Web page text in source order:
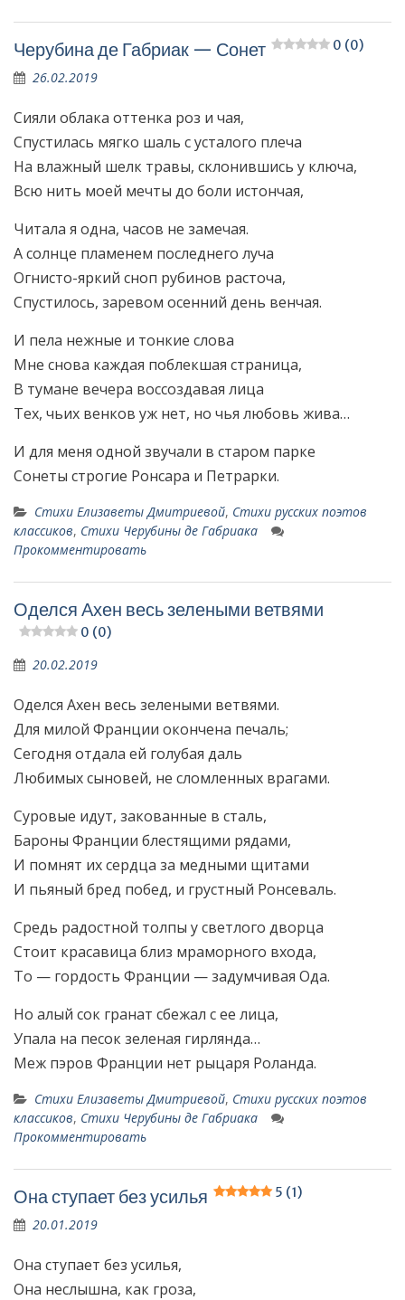
Черубина де Габриак — Сонет 0 (0)
26.02.2019
Сияли облака оттенка роз и чая,
Спустилась мягко шаль с усталого плеча
На влажный шелк травы, склонившись у ключа,
Всю нить моей мечты до боли истончая,
Читала я одна, часов не замечая.
А солнце пламенем последнего луча
Огнисто-яркий сноп рубинов расточа,
Спустилось, заревом осенний день венчая.
И пела нежные и тонкие слова
Мне снова каждая поблекшая страница,
В тумане вечера воссоздавая лица
Тех, чьих венков уж нет, но чья любовь жива…
И для меня одной звучали в старом парке
Сонеты строгие Ронсара и Петрарки.
Стихи Елизаветы Дмитриевой, Стихи русских поэтов
классиков, Стихи Черубины де Габриака
Прокомментировать
Оделся Ахен весь зелеными ветвями
0 (0)
20.02.2019
Оделся Ахен весь зелеными ветвями.
Для милой Франции окончена печаль;
Сегодня отдала ей голубая даль
Любимых сыновей, не сломленных врагами.
Суровые идут, закованные в сталь,
Бароны Франции блестящими рядами,
И помнят их сердца за медными щитами
И пьяный бред побед, и грустный Ронсеваль.
Средь радостной толпы у светлого дворца
Стоит красавица близ мраморного входа,
То — гордость Франции — задумчивая Ода.
Но алый сок гранат сбежал с ее лица,
Упала на песок зеленая гирлянда…
Меж пэров Франции нет рыцаря Роланда.
Стихи Елизаветы Дмитриевой, Стихи русских поэтов
классиков, Стихи Черубины де Габриака
Прокомментировать
Она ступает без усилья 5 (1)
20.01.2019
Она ступает без усилья,
Она неслышна, как гроза,